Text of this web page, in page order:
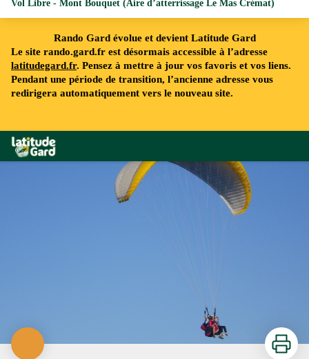
Rando Gard évolue et devient Latitude Gard
Le site rando.gard.fr est désormais accessible à l’adresse
latitudegard.fr. Pensez à mettre à jour vos favoris et vos liens.
Pendant une période de transition, l’ancienne adresse vous
redirigera automatiquement vers le nouveau site.
Rando Gard
Vol Libre - Mont Bouquet (Aire d’atterrissage Le Mas Crémat)
Imprimer